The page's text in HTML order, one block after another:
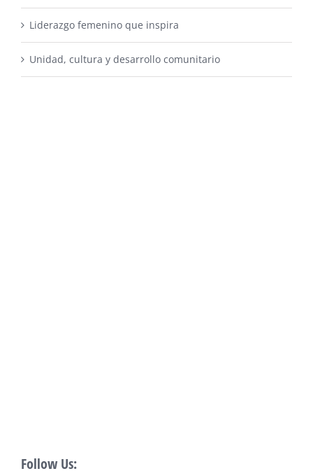
Liderazgo femenino que inspira
Unidad, cultura y desarrollo comunitario
Follow Us: